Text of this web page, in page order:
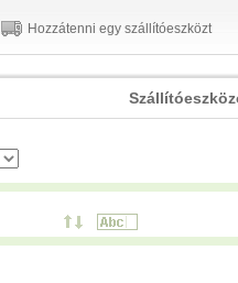
Hozzátenni egy szállítóeszközt